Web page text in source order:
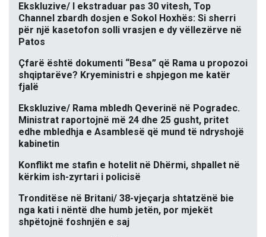
Ekskluzive/ I ekstraduar pas 30 vitesh, Top
Channel zbardh dosjen e Sokol Hoxhës: Si sherri
për një kasetofon solli vrasjen e dy vëllezërve në
Patos
Çfarë është dokumenti “Besa” që Rama u propozoi
shqiptarëve? Kryeministri e shpjegon me katër
fjalë
Ekskluzive/ Rama mbledh Qeverinë në Pogradec.
Ministrat raportojnë më 24 dhe 25 gusht, pritet
edhe mbledhja e Asamblesë që mund të ndryshojë
kabinetin
Konflikt me stafin e hotelit në Dhërmi, shpallet në
kërkim ish-zyrtari i policisë
Tronditëse në Britani/ 38-vjeçarja shtatzënë bie
nga kati i nëntë dhe humb jetën, por mjekët
shpëtojnë foshnjën e saj